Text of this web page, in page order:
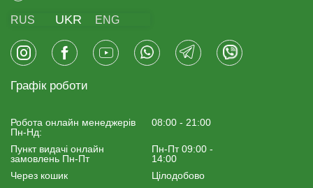
RUS UKR ENG
Графік роботи
Робота онлайн менеджерiв
Пн-Нд:
08:00 - 21:00
Пункт видачі онлайн
замовлень Пн-Пт
Пн-Пт 09:00 -
14:00
Через кошик
Цілодобово